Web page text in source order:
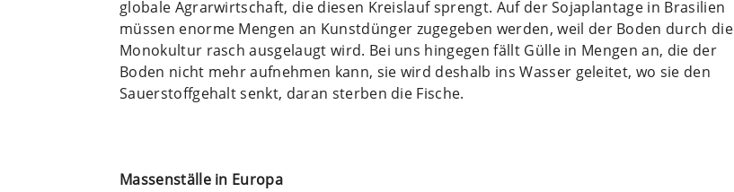
globale Agrarwirtschaft, die diesen Kreislauf sprengt. Auf der Sojaplantage in Brasilien
müssen enorme Mengen an Kunstdünger zugegeben werden, weil der Boden durch die
Monokultur rasch ausgelaugt wird. Bei uns hingegen fällt Gülle in Mengen an, die der
Boden nicht mehr aufnehmen kann, sie wird deshalb ins Wasser geleitet, wo sie den
Sauerstoffgehalt senkt, daran sterben die Fische.
Massenställe in Europa